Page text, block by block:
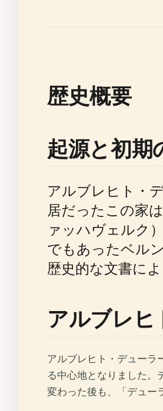
歴史概要
起源と初期
アルブレヒト・
居だったこの家
ァッハヴェルク
でもあったベル
歴史的な文書に
アルブレヒ
アルブレヒト・デューラ
る中心地となりました。
変わった後も、「デュー